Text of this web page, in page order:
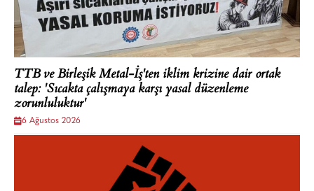
TTB ve Birleşik Metal-İş'ten iklim krizine dair ortak
talep: 'Sıcakta çalışmaya karşı yasal düzenleme
zorunluluktur'
6 Ağustos 2026